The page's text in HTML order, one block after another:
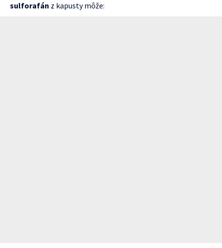
sulforafán z kapusty môže: